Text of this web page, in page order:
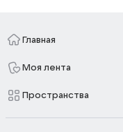
Главная
Моя лента
Пространства